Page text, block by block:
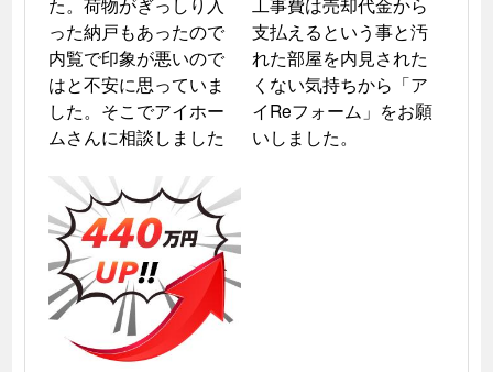
った納戸もあったので
内覧で印象が悪いので
はと不安に思っていま
した。そこでアイホー
ムさんに相談しました
支払えるという事と汚
れた部屋を内見された
くない気持ちから「ア
イReフォーム」をお願
いしました。